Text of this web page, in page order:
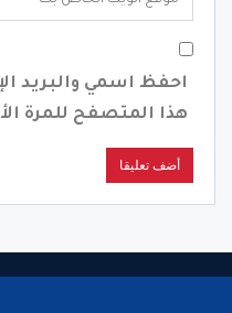
احفظ اسمي والبريد
هذا المتصفح للمرة